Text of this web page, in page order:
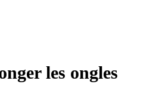
les ongles